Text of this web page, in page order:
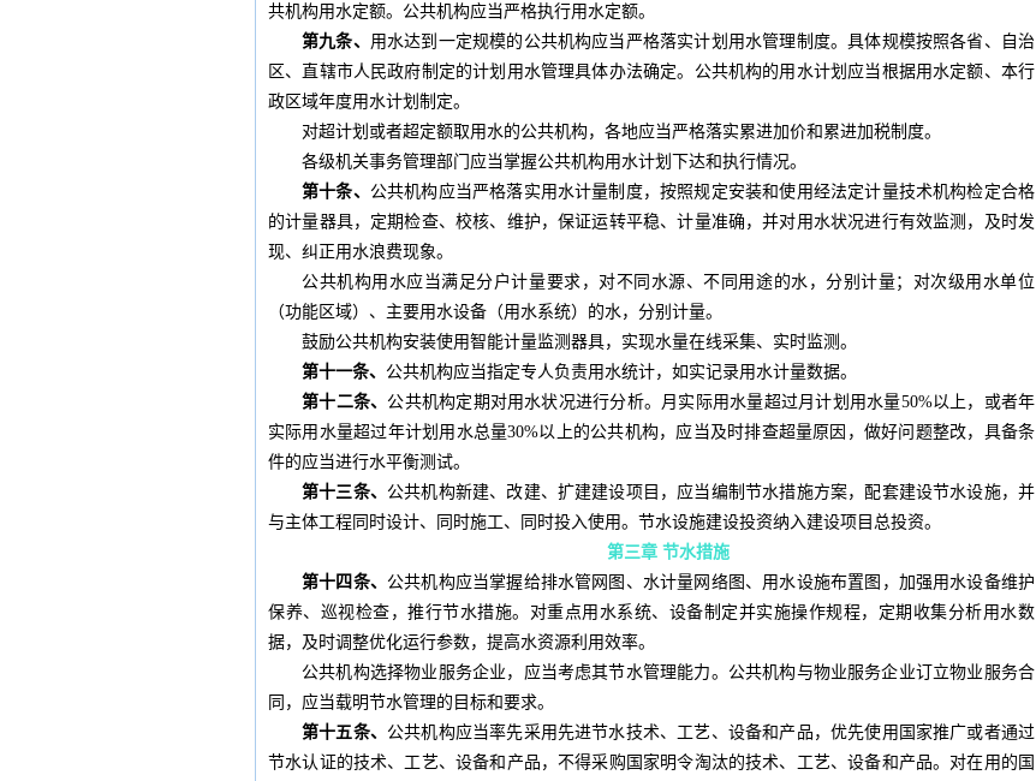
共机构用水定额。公共机构应当严格执行用水定额。
第九条、 用水达到一定规模的公共机构应当严格落实计划用水管理制度。具体规模按照各省、自治
区、直辖市人民政府制定的计划用水管理具体办法确定。公共机构的用水计划应当根据用水定额、本行
政区域年度用水计划制定。
对超计划或者超定额取用水的公共机构，各地应当严格落实累进加价和累进加税制度。
各级机关事务管理部门应当掌握公共机构用水计划下达和执行情况。
第十条、 公共机构应当严格落实用水计量制度，按照规定安装和使用经法定计量技术机构检定合格
的计量器具，定期检查、校核、维护，保证运转平稳、计量准确，并对用水状况进行有效监测，及时发
现、纠正用水浪费现象。
公共机构用水应当满足分户计量要求，对不同水源、不同用途的水，分别计量；对次级用水单位
（功能区域）、主要用水设备（用水系统）的水，分别计量。
鼓励公共机构安装使用智能计量监测器具，实现水量在线采集、实时监测。
第十一条、 公共机构应当指定专人负责用水统计，如实记录用水计量数据。
第十二条、 公共机构定期对用水状况进行分析。月实际用水量超过月计划用水量50%以上，或者年
实际用水量超过年计划用水总量30%以上的公共机构，应当及时排查超量原因，做好问题整改，具备条
件的应当进行水平衡测试。
第十三条、 公共机构新建、改建、扩建建设项目，应当编制节水措施方案，配套建设节水设施，并
与主体工程同时设计、同时施工、同时投入使用。节水设施建设投资纳入建设项目总投资。
第三章 节水措施
第十四条、 公共机构应当掌握给排水管网图、水计量网络图、用水设施布置图，加强用水设备维护
保养、巡视检查，推行节水措施。对重点用水系统、设备制定并实施操作规程，定期收集分析用水数
据，及时调整优化运行参数，提高水资源利用效率。
公共机构选择物业服务企业，应当考虑其节水管理能力。公共机构与物业服务企业订立物业服务合
同，应当载明节水管理的目标和要求。
第十五条、 公共机构应当率先采用先进节水技术、工艺、设备和产品，优先使用国家推广或者通过
节水认证的技术、工艺、设备和产品，不得采购国家明令淘汰的技术、工艺、设备和产品。对在用的国